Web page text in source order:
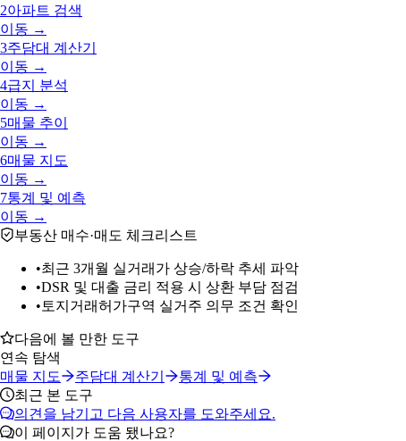
2아파트 검색
이동 →
3주담대 계산기
이동 →
4급지 분석
이동 →
5매물 추이
이동 →
6매물 지도
이동 →
7통계 및 예측
이동 →
부동산 매수·매도 체크리스트
•최근 3개월 실거래가 상승/하락 추세 파악
•DSR 및 대출 금리 적용 시 상환 부담 점검
• 토지거래허가구역 실거주 의무 조건 확인
다음에 볼 만한 도구
연속 탐색
매물 지도
주담대 계산기
통계 및 예측
최근 본 도구
의견을 남기고 다음 사용자를 도와주세요.
이 페이지가 도움 됐나요?